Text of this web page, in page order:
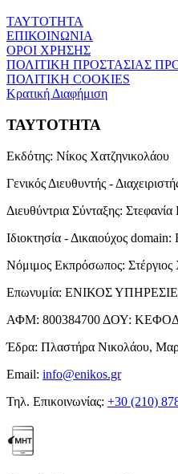
ΤΑΥΤΟΤΗΤΑ
ΕΠΙΚΟΙΝΩΝΙΑ
ΟΡΟΙ ΧΡΗΣΗΣ
ΠΟΛΙΤΙΚΗ ΠΡΟΣΤΑΣΙΑΣ
ΠΟΛΙΤΙΚΗ COOKIES
Κρατική Διαφήμιση
ΤΑΥΤΟΤΗΤΑ
Εκδότης: Νίκος Χατζηνικολάου
Γενικός Διευθυντής -
Διευθύντρια Σύνταξης: Στεφανία
Ιδιοκτησία - Δικαιούχος domain:
Νόμιμος Εκπρόσωπος:
Επωνυμία: ΕΝΙΚΟΣ
ΑΦΜ: 800384700 ΔΟΥ:
Έδρα: Πλαστήρα Νικολάου,
Email: info@enikos.gr
Τηλ. Επικοινωνίας: +30 (210)